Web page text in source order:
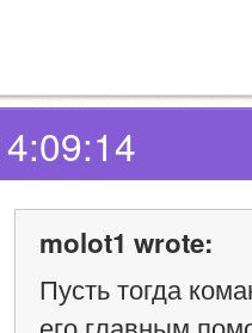
molot1 wrote:
Пусть тогда